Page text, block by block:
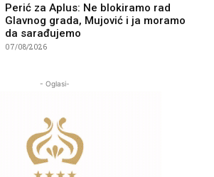
Perić za Aplus: Ne blokiramo rad
Glavnog grada, Mujović i ja moramo
da sarađujemo
07/08/2026
- Oglasi-